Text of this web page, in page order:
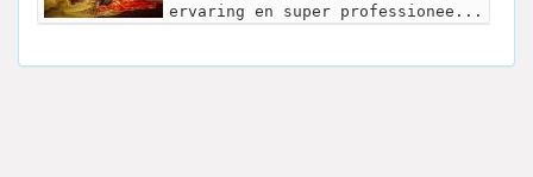
ervaring en super professionee...